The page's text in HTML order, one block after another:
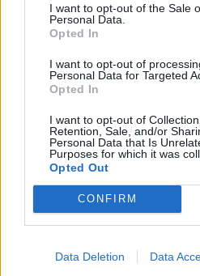
I want to opt-out of the Sale
Personal Data.
Opted In
I want to opt-out of
Personal Data for Targeted
Opted In
I want to opt-out of
Retention, Sale, and/or
Personal Data that Is
Purposes for which it was
Opted Out
CONFIRM
Data Deletion Data
Cargar un archivo
Caja de instrumento
Preguntas frecuentes
Aviso legal
Términos de Uso del sitio
Contacto
Mi cuenta
Administrador de archivos
Conectar
Crea una cuenta Caja PDF
Contraseña perdida